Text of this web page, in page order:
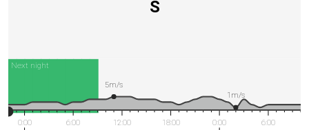
S
Next night
0:00 6:00
12:00
18:00 0:00 6:00
5m/s
1m/s